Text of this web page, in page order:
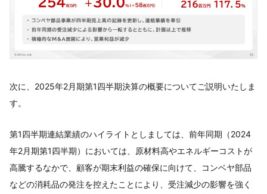
次に、2025年2月期第1四半期決算の概要についてご説明いたしま
す。
第1四半期連結業績のハイライトとしましては、前年同期（2024
年2月期第1四半期）においては、原材料高やエネルギーコストが
高騰するなかで、顧客が期末利益の確保に向けて、コンベヤ部品
などの消耗品の発注を控えたことにより、受注減少の影響を強く